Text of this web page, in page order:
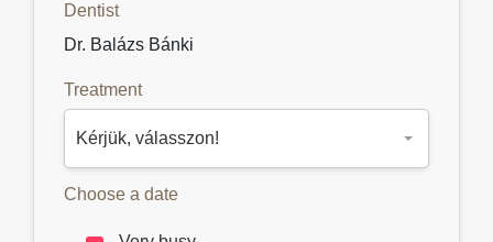
Dentist
Dr. Balázs Bánki
Treatment
Choose a date